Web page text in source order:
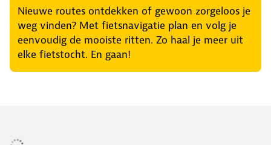
Nieuwe routes ontdekken of gewoon zorgeloos je
weg vinden? Met fietsnavigatie plan en volg je
eenvoudig de mooiste ritten. Zo haal je meer uit
elke fietstocht. En gaan!